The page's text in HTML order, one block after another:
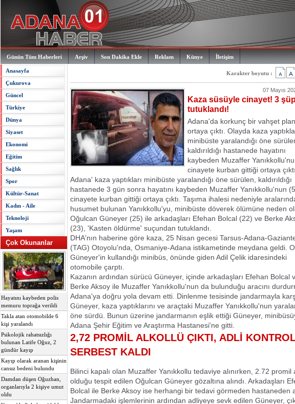
Günün Tüm Haberleri Arşiv Son Dakika Ekle Reklam Künye İletişim
Anasayfa
Çukurova
Güncel
Türkiye
Dünya
Siyaset
Ekonomi
Eğitim
Sağlık
Spor
Kültür-Sanat
Kadın - Aile
Teknoloji
Yaşam
Çok Okunanlar
Hayatını kaybeden polis
memuru toprağa verildi
Takla atan otomobilde 6
kişi yaralandı
Psikolojik rahatsızlığı
bulunan Latife Oğuz, 2
gündür kayıp
Kayıp olarak aranan kişinin
cansız bedeni bulundu
Damdan düşen Oğuzhan,
organlarıyla 2 kişiye umut
oldu
Karakter boyutu :
07 Mayıs
Kaza süsüyle cinayet! 3
tutuklandı!
Adana'da korkunç bir vahşet
ortaya çıktı. Olayda kaza
minibüste yaralandığı öne
kaldırıldığı hastanede hayatını
kaybeden Muzaffer
cinayete kurban gittiği ortaya çıktı
Adana' kaza yaptıkları minibüste yaralandığı öne sürülen, kaldırıldığı
hastanede 3 gün sonra hayatını kaybeden Muzaffer Yanıkkollu'nun
cinayete kurban gittiği ortaya çıktı. Taşıma ihalesi nedeniyle
husumet bulunan Yanıkkollu'yu, minibüste döverek ölümüne neden
Oğulcan Güneyer (25) ile arkadaşları Efehan Bolcal (22) ve Berke
(23), 'Kasten öldürme' suçundan tutuklandı.
DHA'nın haberine göre kaza, 25 Nisan gecesi Tarsus-Adana-
(TAG) Otoyolu'nda, Osmaniye-Adana istikametinde meydana geldi.
Güneyer'in kullandığı minibüs, önünde giden Adil Çelik idaresindeki
otomobile çarptı.
Kazanın ardından sürücü Güneyer, içinde arkadaşları Efehan Bolcal
Berke Aksoy ile Muzaffer Yanıkkollu'nun da bulunduğu aracını
Adana'ya doğru yola devam etti. Dinlenme tesisinde jandarmayla
Güneyer, kaza yaptıklarını ve araçtaki Muzaffer Yanıkkollu'nun
öne sürdü. Bunun üzerine jandarmanın eşlik ettiği Güneyer,
Adana Şehir Eğitim ve Araştırma Hastanesi'ne gitti.
2,72 PROMİL ALKOLLÜ ÇIKTI, ADLİ
SERBEST KALDI
Bilinci kapalı olan Muzaffer Yanıkkollu tedaviye alınırken, 2.72 promil
olduğu tespit edilen Oğulcan Güneyer gözaltına alındı. Arkadaşları
Bolcal ile Berke Aksoy ise herhangi bir tedavi görmeden hastaneden
Jandarmadaki işlemlerinin ardından adliyeye sevk edilen Güneyer,